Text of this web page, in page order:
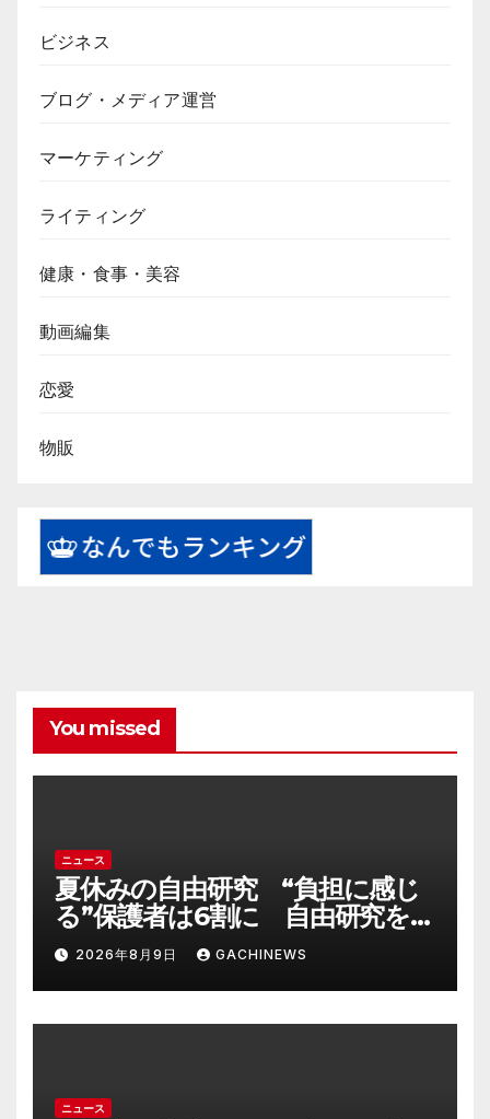
ビジネス
ブログ・メディア運営
マーケティング
ライティング
健康・食事・美容
動画編集
恋愛
物販
You missed
ニュース
夏休みの自由研究 “負担に感じ
る”保護者は6割に 自由研究を
サポートする現場は「AIが答え
てくれる時代だが自分の目で」
大分発(FNNプライムオンライ
ン)
2026年8月9日 GACHINEWS
ニュース